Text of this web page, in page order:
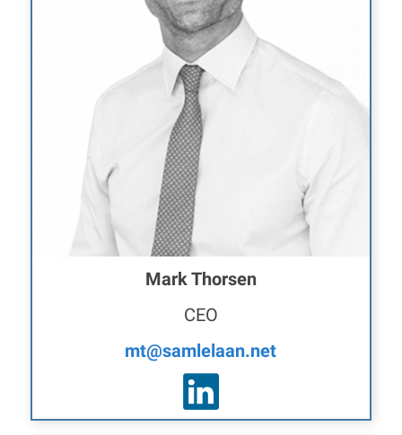
Mark Thorsen
CEO
mt@samlelaan.net